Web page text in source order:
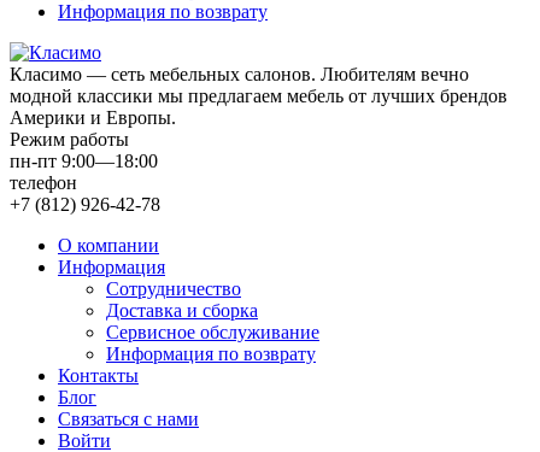
Информация по возврату
Класимо — cеть мебельных салонов. Любителям вечно
модной классики мы предлагаем мебель от лучших брендов
Америки и Европы.
Режим работы
пн-пт 9:00—18:00
телефон
+7 (812) 926-42-78
О компании
Информация
Сотрудничество
Доставка и сборка
Сервисное обслуживание
Информация по возврату
Контакты
Блог
Связаться с нами
Войти